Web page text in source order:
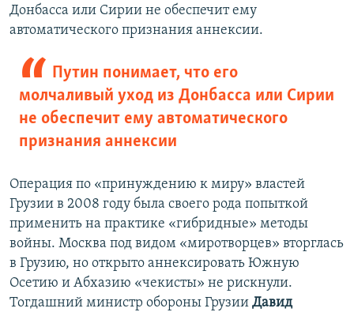
Донбасса или Сирии не обеспечит ему
автоматического признания аннексии.
Путин понимает, что его
молчаливый уход из Донбасса или Сирии
не обеспечит ему автоматического
признания аннексии
Операция по «принуждению к миру» властей
Грузии в 2008 году была своего рода попыткой
применить на практике «гибридные» методы
войны. Москва под видом «миротворцев» вторглась
в Грузию, но открыто аннексировать Южную
Осетию и Абхазию «чекисты» не рискнули.
Тогдашний министр обороны Грузии Давид